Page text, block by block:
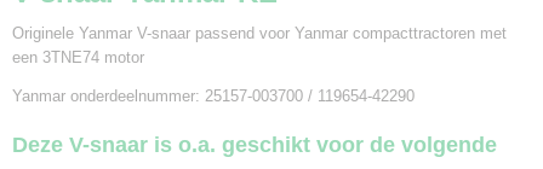
Originele Yanmar V-snaar passend voor Yanmar compacttractoren met
een 3TNE74 motor
Yanmar onderdeelnummer: 25157-003700 / 119654-42290
Deze V-snaar is o.a. geschikt voor de volgende